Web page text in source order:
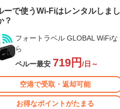
ーで使うWi-Fiはレンタルしまし
？
フォートラベル GLOBAL WiFiな
ら
ペルー最安 719円 /日～
空港で受取・返却可能
お得なポイントがたまる